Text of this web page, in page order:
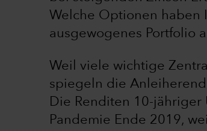
Welche Optionen haben
ausgewogenes Portfolio
Weil viele wichtige
spiegeln die
Die Renditen 10-jähriger
Pandemie Ende 2019,